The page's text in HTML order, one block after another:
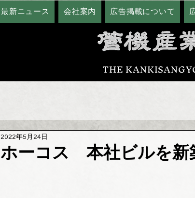
最新ニュース 会社案内 広告掲載について
THE
ホーコス 本社ビルを新
2022年5月24日